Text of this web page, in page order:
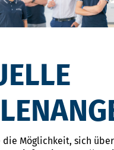
die Möglichkeit, sich